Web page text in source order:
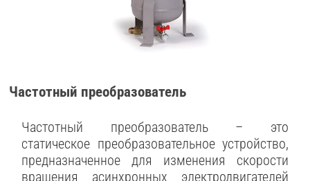
Частотный преобразователь
Частотный преобразователь – это
статическое преобразовательное устройство,
предназначенное для изменения скорости
вращения асинхронных электродвигателей